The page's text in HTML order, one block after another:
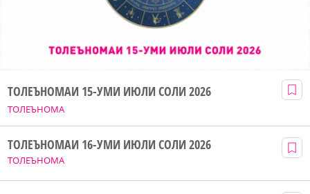
ТОЛЕЪНОМА
ТОЛЕЪНОМАИ 15-УМИ ИЮЛИ СОЛИ 2026
ТОЛЕЪНОМА
ТОЛЕЪНОМАИ 16-УМИ ИЮЛИ СОЛИ 2026